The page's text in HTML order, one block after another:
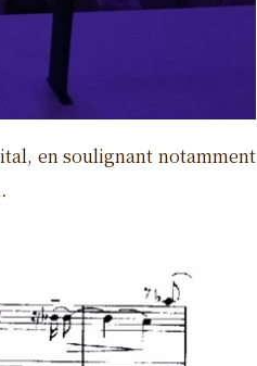
en soulignant notamment